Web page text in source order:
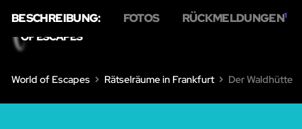
World of Escapes Rätselräume in Frankfurt Der Waldhütte
BESCHREIBUNG: FOTOS RÜCKMELDUNGEN1